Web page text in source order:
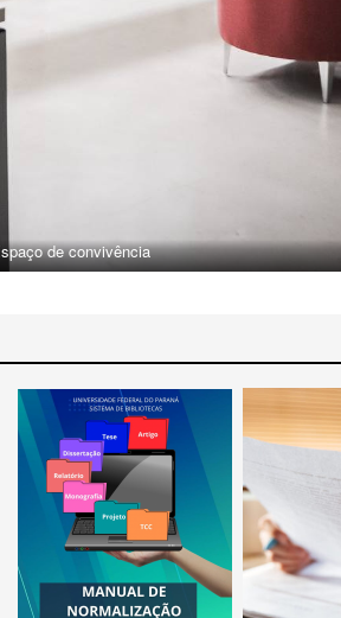
de convivência